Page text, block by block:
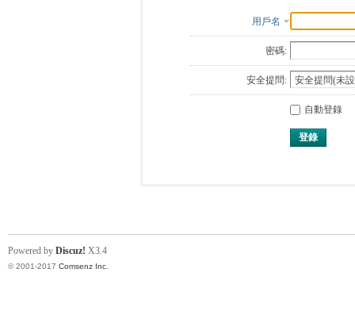
用戶名
密碼:
安全提問:
自動登錄
登錄
Powered by Discuz! X3.4
© 2001-2017 Comsenz Inc.